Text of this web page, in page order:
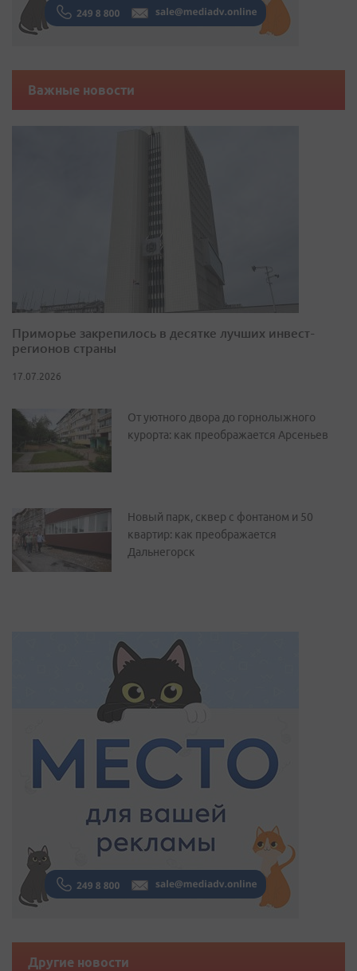
Важные новости
Приморье закрепилось в десятке лучших инвест-
регионов страны
17.07.2026
От уютного двора до горнолыжного
курорта: как преображается Арсеньев
Новый парк, сквер с фонтаном и 50
квартир: как преображается
Дальнегорск
Другие новости